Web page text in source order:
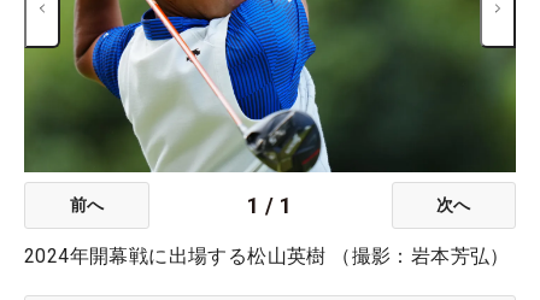
前へ 1 / 1 次へ
2024年開幕戦に出場する松山英樹 （撮影：岩本芳弘）